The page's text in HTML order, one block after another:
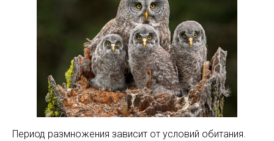
Период размножения зависит от условий обитания.